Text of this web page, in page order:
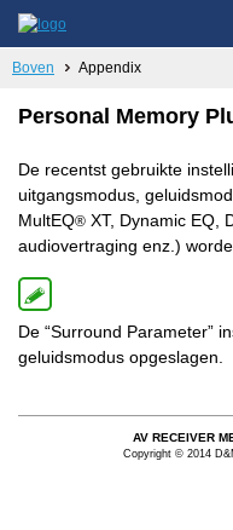
Boven Appendix
Personal Memory
De recentst gebruikte
uitgangsmodus,
MultEQ® XT, Dynamic EQ,
audiovertraging enz.)
De “Surround Parameter”
geluidsmodus opgeslagen.
AV RECEIVER
Copyright © 2014